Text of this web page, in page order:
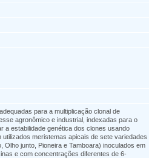
para a multiplicação clonal de
agronômico e industrial, indexadas para o
a estabilidade genética dos clones usando
meristemas apicais de sete variedades
junto, Pioneira e Tamboara) inoculados em
e com concentrações diferentes de 6-